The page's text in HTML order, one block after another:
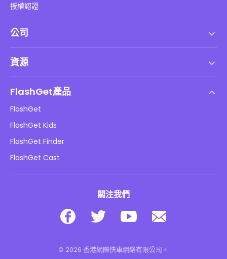
授權認證
公司
DMCA 政策
隱私政策
廣告政策
不要出售我的資訊
資源
兒童在線安全
下載
FlashGet產品
FlashGet
FlashGet Kids
FlashGet Finder
FlashGet Cast
關注我們
© 2026 香港網際快車網絡有限公司。